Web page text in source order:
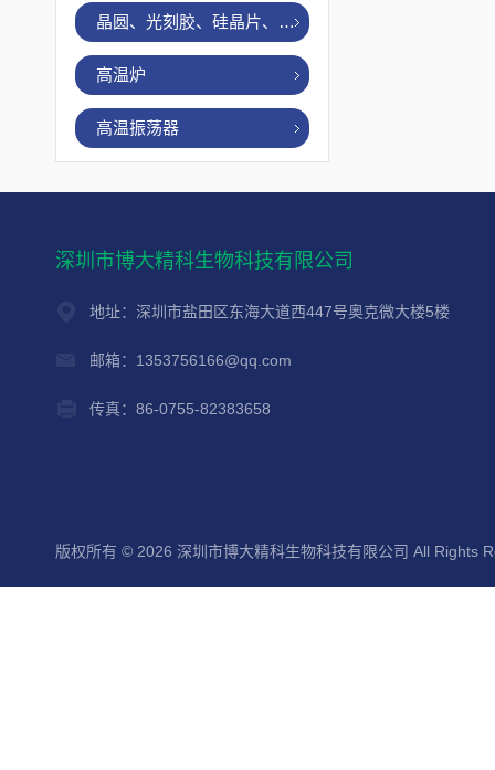
晶圆、光刻胶、硅晶片、烤胶机
高温炉
高温振荡器
深圳市博大精科生物科技有限公司
地址：深圳市盐田区东海大道西447号奥克微大楼5楼
邮箱：1353756166@qq.com
传真：86-0755-82383658
版权所有 © 2026 深圳市博大精科生物科技有限公司 All Rights